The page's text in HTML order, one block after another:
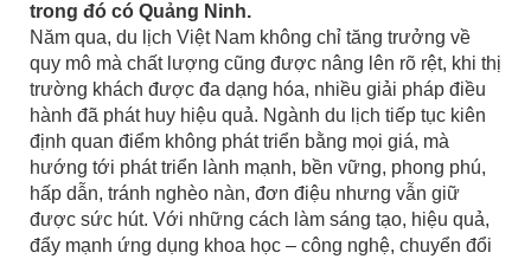
trong đó có Quảng Ninh.
Năm qua, du lịch Việt Nam không chỉ tăng trưởng về
quy mô mà chất lượng cũng được nâng lên rõ rệt, khi thị
trường khách được đa dạng hóa, nhiều giải pháp điều
hành đã phát huy hiệu quả. Ngành du lịch tiếp tục kiên
định quan điểm không phát triển bằng mọi giá, mà
hướng tới phát triển lành mạnh, bền vững, phong phú,
hấp dẫn, tránh nghèo nàn, đơn điệu nhưng vẫn giữ
được sức hút. Với những cách làm sáng tạo, hiệu quả,
đẩy mạnh ứng dụng khoa học – công nghệ, chuyển đổi